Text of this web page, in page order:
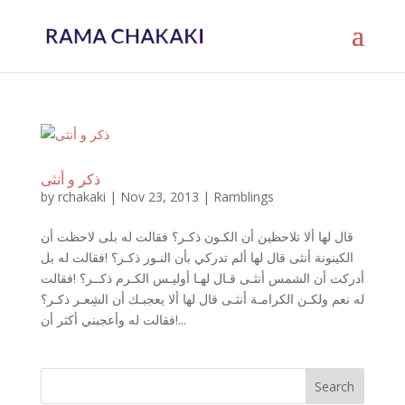
ذكر و أنثى
by rchakaki | Nov 23, 2013 | Ramblings
قال لها ألا تلاحظين أن الكـون ذكـر؟ فقالت له بلى لاحظت أن
الكينونة أنثى قال لها ألم تدركي بأن النـور ذكـر؟ !فقالت له بل
أدركت أن الشمس أنثـى قـال لهـا أوليـس الكـرم ذكــر؟ !فقالت
له نعم ولكـن الكرامـة أنثـى قال لها ألا يعجبـك أن الشِعـر ذكـر؟
!فقالت له وأعجبني أكثر أن...